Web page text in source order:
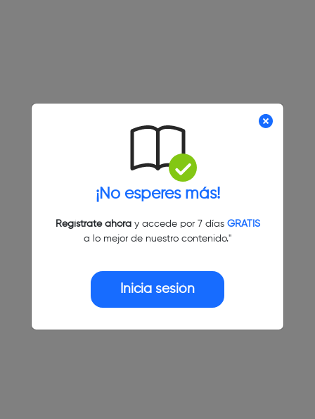
¡No esperes más!
Regístrate ahoray accede por 7 días GRATIS
a lo mejor de nuestro contenido."
Inicia sesión